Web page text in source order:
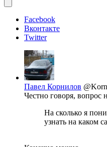
Facebook
Вконтакте
Twitter
Павел Корнилов
Честно говоря, вопрос
На сколько я
узнать на каком